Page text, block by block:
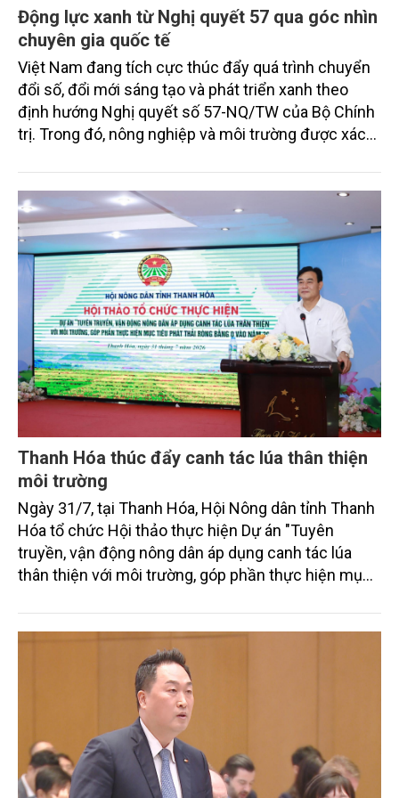
Động lực xanh từ Nghị quyết 57 qua góc nhìn
chuyên gia quốc tế
Việt Nam đang tích cực thúc đẩy quá trình chuyển
đổi số, đổi mới sáng tạo và phát triển xanh theo
định hướng Nghị quyết số 57-NQ/TW của Bộ Chính
trị. Trong đó, nông nghiệp và môi trường được xác
sắc bởi các tiến bộ công nghệ và cam kết bền vững
toàn cầu, đặc biệt là mục tiêu đưa phát thải ròng
bằng 0 (Net-Zero) vào năm 2050.
Thanh Hóa thúc đẩy canh tác lúa thân thiện
môi trường
Ngày 31/7, tại Thanh Hóa, Hội Nông dân tỉnh Thanh
Hóa tổ chức Hội thảo thực hiện Dự án "Tuyên
truyền, vận động nông dân áp dụng canh tác lúa
thân thiện với môi trường, góp phần thực hiện mục
trình thu hút sự tham gia của đông đảo đại biểu đến
từ các cơ quan quản lý nhà nước, đơn vị nghiên cứu,
doanh nghiệp, hợp tác xã và nông dân đang trực
tiếp triển khai mô hình sản xuất lúa phát thải thấp.